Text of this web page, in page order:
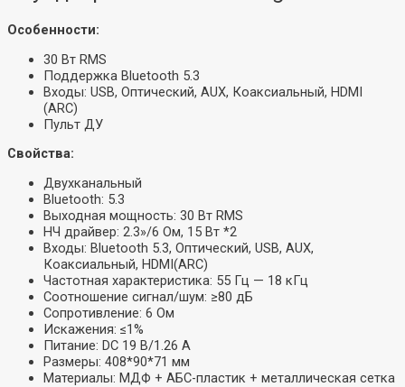
Особенности:
30 Вт RMS
Поддержка Bluetooth 5.3
Входы: USB, Оптический, AUX, Коаксиальный, HDMI
(ARC)
Пульт ДУ
Свойства:
Двухканальный
Bluetooth: 5.3
Выходная мощность: 30 Вт RMS
НЧ драйвер: 2.3»/6 Ом, 15 Вт *2
Входы: Bluetooth 5.3, Оптический, USB, AUX,
Коаксиальный, HDMI(ARC)
Частотная характеристика: 55 Гц — 18 кГц
Соотношение сигнал/шум: ≥80 дБ
Сопротивление: 6 Ом
Искажения: ≤1%
Питание: DC 19 В/1.26 A
Размеры: 408*90*71 мм
Материалы: МДФ + АБС-пластик + металлическая сетка